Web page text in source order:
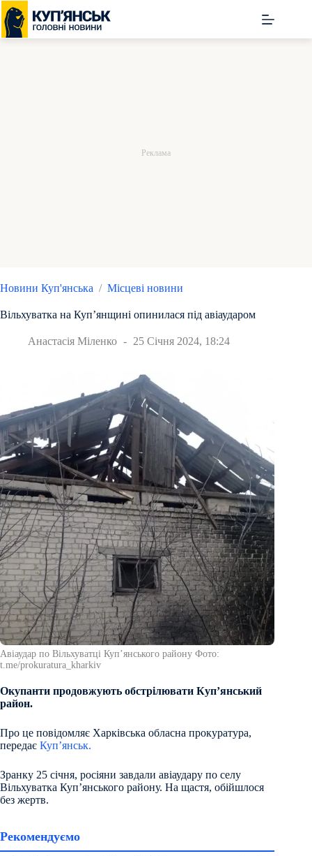
Перейти
до
вмісту
Новини Куп'янська / Місцеві новини
Вільхуватка на Купʼянщині опинилася під авіаударом
Анастасія Міленко 25 Січня 2024, 18:24
Авіаудар по Вільхуватці Купʼянського району Фото:
t.me/prokuratura_kharkiv
Окупанти продовжують обстрілювати Купʼянський
район.
Про це повідомляє Харківська обласна прокуратура,
передає Куп’янськ.
Зранку 25 січня, росіяни завдали авіаудару по селу
Вільхуватка Купʼянського району. На щастя, обійшлося
без жертв.
Рекомендуємо